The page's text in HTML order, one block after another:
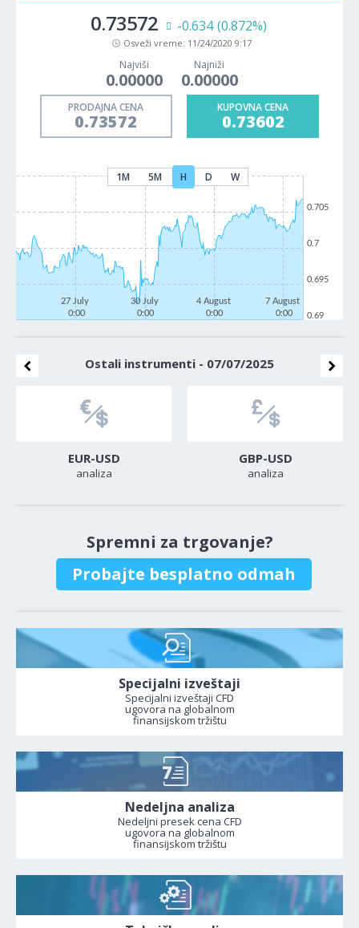
0.73572 -0.634 (0.872%)
Osveži vreme: 11/24/2020 9:17
Najviši
0.00000
Najniži
0.00000
PRODAJNA CENA
0.73572
KUPOVNA CENA
0.73602
1M 5M H D W
27 July
0:00
30 July
0:00
4 August
0:00
7 August
0:00
0.69
0.695
0.7
0.705
Ostali instrumenti - 07/07/2025
EUR-USD
analiza
GBP-USD
analiza
Spremni za trgovanje?
Probajte besplatno odmah
Specijalni izveštaji
Specijalni izveštaji CFD
ugovora na globalnom
finansijskom tržištu
Nedeljna analiza
Nedeljni presek cena CFD
ugovora na globalnom
finansijskom tržištu